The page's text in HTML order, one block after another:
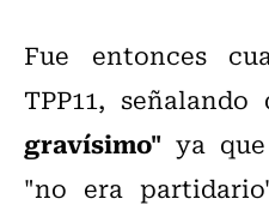
Fue entonces
TPP11, señalando
gravísimo" ya
"no era